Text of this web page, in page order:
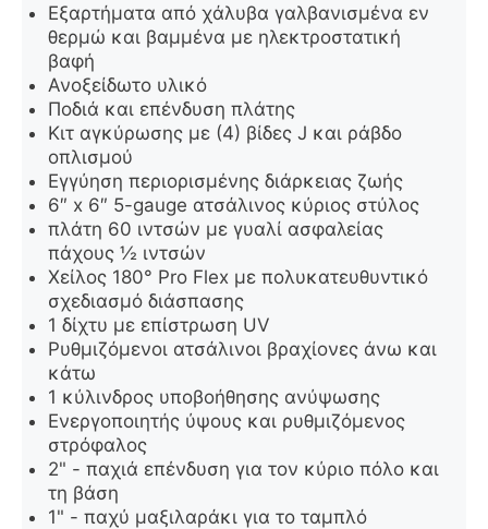
Εξαρτήματα από χάλυβα γαλβανισμένα εν
θερμώ και βαμμένα με ηλεκτροστατική
βαφή
Ανοξείδωτο υλικό
Ποδιά και επένδυση πλάτης
Κιτ αγκύρωσης με (4) βίδες J και ράβδο
οπλισμού
Εγγύηση περιορισμένης διάρκειας ζωής
6″ x 6″ 5-gauge ατσάλινος κύριος στύλος
πλάτη 60 ιντσών με γυαλί ασφαλείας
πάχους ½ ιντσών
Χείλος 180° Pro Flex με πολυκατευθυντικό
σχεδιασμό διάσπασης
1 δίχτυ με επίστρωση UV
Ρυθμιζόμενοι ατσάλινοι βραχίονες άνω και
κάτω
1 κύλινδρος υποβοήθησης ανύψωσης
Ενεργοποιητής ύψους και ρυθμιζόμενος
στρόφαλος
2" - παχιά επένδυση για τον κύριο πόλο και
τη βάση
1" - παχύ μαξιλαράκι για το ταμπλό